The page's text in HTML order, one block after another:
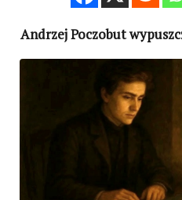
Andrzej Poczobut